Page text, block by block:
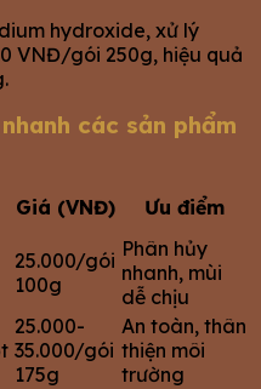
hydroxide, xử lý
VNĐ/gói 250g, hiệu quả
các sản phẩm
Giá (VNĐ) Ưu điểm
25.000/gói
100g
Phân hủy
nhanh, mùi
dễ chịu
25.000-
35.000/gói
175g
An toàn, thân
thiện môi
trường